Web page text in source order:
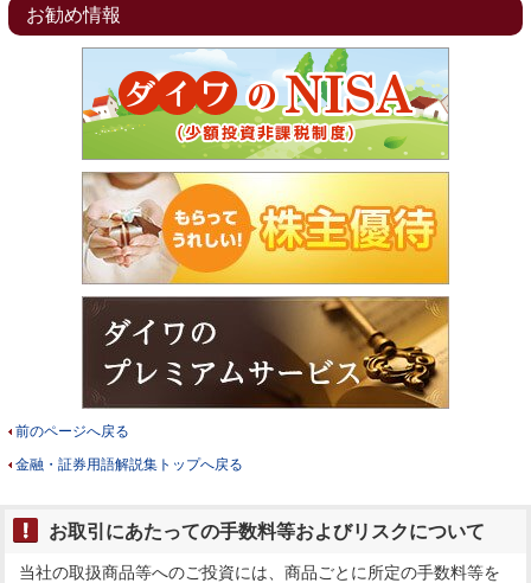
お勧め情報
前のページへ戻る
金融・証券用語解説集トップへ戻る
お取引にあたっての手数料等およびリスクについて
当社の取扱商品等へのご投資には、商品ごとに所定の手数料等を